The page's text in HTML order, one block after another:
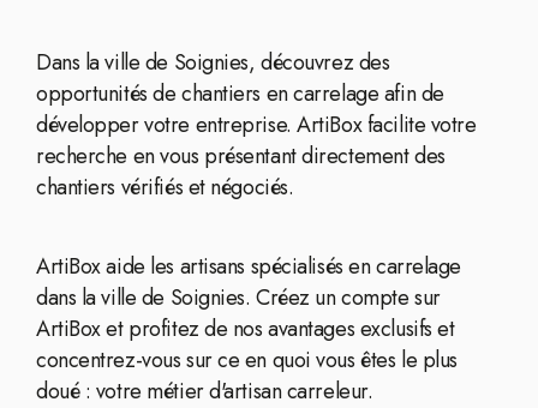
Dans la ville de Soignies, découvrez des
opportunités de chantiers en carrelage afin de
développer votre entreprise. ArtiBox facilite votre
recherche en vous présentant directement des
chantiers vérifiés et négociés.
ArtiBox aide les artisans spécialisés en carrelage
dans la ville de Soignies. Créez un compte sur
ArtiBox et profitez de nos avantages exclusifs et
concentrez-vous sur ce en quoi vous êtes le plus
doué : votre métier d'artisan carreleur.